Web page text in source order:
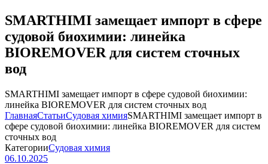
SMARTHIMI замещает импорт в сфере
судовой биохимии: линейка
BIOREMOVER для систем сточных
вод
SMARTHIMI замещает импорт в сфере судовой биохимии:
линейка BIOREMOVER для систем сточных вод
ГлавнаяСтатьиСудовая химияSMARTHIMI замещает импорт в
сфере судовой биохимии: линейка BIOREMOVER для систем
сточных вод
КатегорииСудовая химия
06.10.2025